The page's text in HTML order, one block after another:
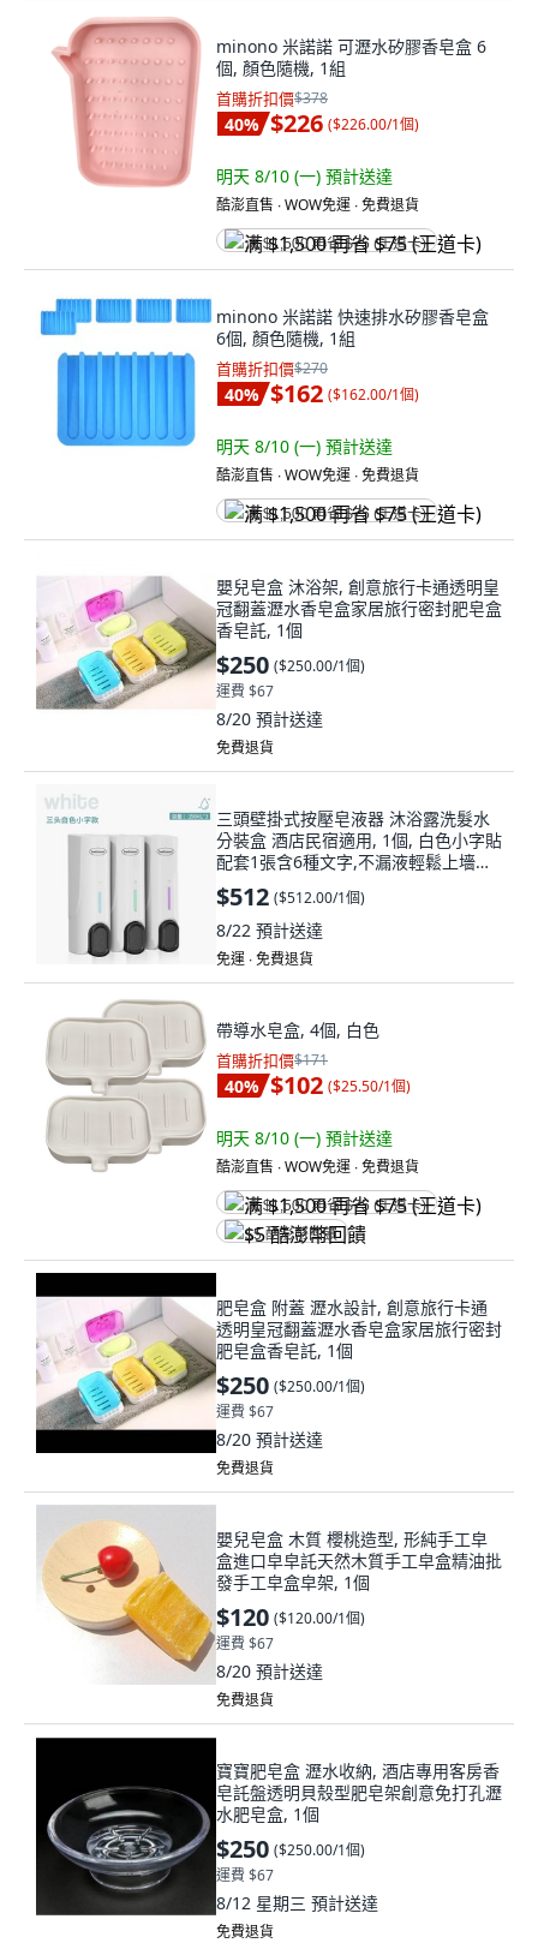
minono 米諾諾 可瀝水矽膠香皂盒 6
個, 顏色隨機, 1組
首購折扣價$378
40% $226 ($226.00/1個)
明天 8/10 (一) 預計送達
酷澎直售 ∙ WOW免運 ∙ 免費退貨
满 $1,500 再省 $75 (王道卡)
minono 米諾諾 快速排水矽膠香皂盒
6個, 顏色隨機, 1組
首購折扣價$270
40% $162 ($162.00/1個)
明天 8/10 (一) 預計送達
酷澎直售 ∙ WOW免運 ∙ 免費退貨
满 $1,500 再省 $75 (王道卡)
嬰兒皂盒 沐浴架, 創意旅行卡通透明皇
冠翻蓋瀝水香皂盒家居旅行密封肥皂盒
香皂託, 1個
$250 ($250.00/1個)
運費 $67
8/20 預計送達
免費退貨
三頭壁掛式按壓皂液器 沐浴露洗髮水
分裝盒 酒店民宿適用, 1個, 白色小字貼
配套1張含6種文字,不漏液輕鬆上墻質
保360天
$512 ($512.00/1個)
8/22 預計送達
免運 ∙ 免費退貨
帶導水皂盒, 4個, 白色
首購折扣價$171
40% $102 ($25.50/1個)
明天 8/10 (一) 預計送達
酷澎直售 ∙ WOW免運 ∙ 免費退貨
满 $1,500 再省 $75 (王道卡)
$5 酷澎幣回饋
肥皂盒 附蓋 瀝水設計, 創意旅行卡通
透明皇冠翻蓋瀝水香皂盒家居旅行密封
肥皂盒香皂託, 1個
$250 ($250.00/1個)
運費 $67
8/20 預計送達
免費退貨
嬰兒皂盒 木質 櫻桃造型, 形純手工皁
盒進口皁皁託天然木質手工皁盒精油批
發手工皁盒皁架, 1個
$120 ($120.00/1個)
運費 $67
8/20 預計送達
免費退貨
寶寶肥皂盒 瀝水收納, 酒店專用客房香
皂託盤透明貝殼型肥皂架創意免打孔瀝
水肥皂盒, 1個
$250 ($250.00/1個)
運費 $67
8/12 星期三 預計送達
免費退貨